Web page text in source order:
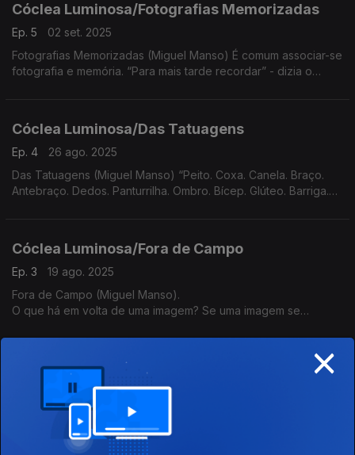
Cóclea Luminosa/Fotografias Memorizadas
Ep. 5
02 set. 2025
Fotografias Memorizadas (Miguel Manso) É comum associar-se
fotografia e memória. “Para mais tarde recordar” - dizia o
Cóclea Luminosa/Das Tatuagens
Ep. 4
26 ago. 2025
Das Tatuagens (Miguel Manso) “Peito. Coxa. Canela. Braço.
Antebraço. Dedos. Panturrilha. Ombro. Bícep. Glúteo. Barriga.
Cóclea Luminosa/Fora de Campo
Ep. 3
19 ago. 2025
Fora de Campo (Miguel Manso).
O que há em volta de uma imagem? Se uma imagem se
se a furássemos até às entranhas, o que encontraríamos do
Cóclea Luminosa/Imagens Domésticas
12 ago. 2025
Imagens Domésticas (Miguel Manso). Imagens domésticas que
as/os participantes do projeto RadioATIVIDADE partilharam ao
longo dos encontros.
×